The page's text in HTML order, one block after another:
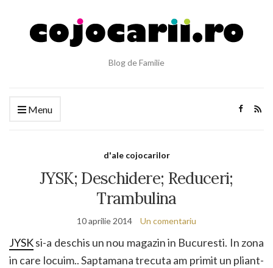
Blog de Familie
Menu
d'ale cojocarilor
JYSK; Deschidere; Reduceri;
Trambulina
10 aprilie 2014 Un comentariu
JYSKsi-a deschis un nou magazin in Bucuresti. In zona
in care locuim.. Saptamana trecuta am primit un pliant-